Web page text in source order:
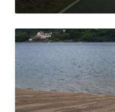
Ler
máis